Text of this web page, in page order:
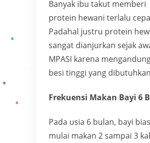
Banyak ibu takut memberi
protein hewani terlalu
Padahal justru protein
sangat dianjurkan sejak
MPASI karena
besi tinggi yang
Frekuensi Makan Bayi 6
Pada usia 6 bulan, bayi
mulai makan 2 sampai 3